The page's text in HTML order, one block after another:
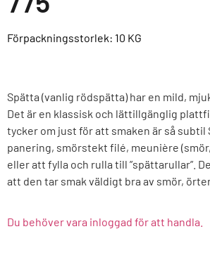
Förpackningsstorlek: 10 KG
Spätta (vanlig rödspätta) har en mild,
Det är en klassisk och lättillgänglig
tycker om just för att smaken är så
panering, smörstekt filé, meunière
eller att fylla och rulla till ”spättarullar”.
att den tar smak väldigt bra av smör,
Du behöver vara inloggad för att handla.